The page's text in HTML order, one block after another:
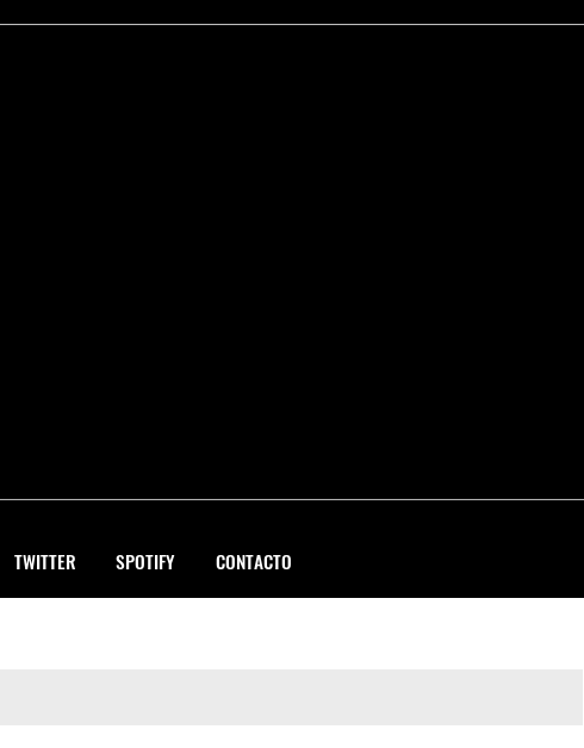
TWITTER SPOTIFY CONTACTO